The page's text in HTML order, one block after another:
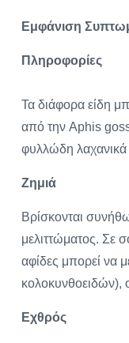
Εμφάνιση
Πληροφορίες
Τα διάφορα είδη
από την Aphis
φυλλώδη
Ζημιά
Βρίσκονται
μελιττώματος. Σε
αφίδες μπορεί να
κολοκυνθοειδών),
Εχθρός